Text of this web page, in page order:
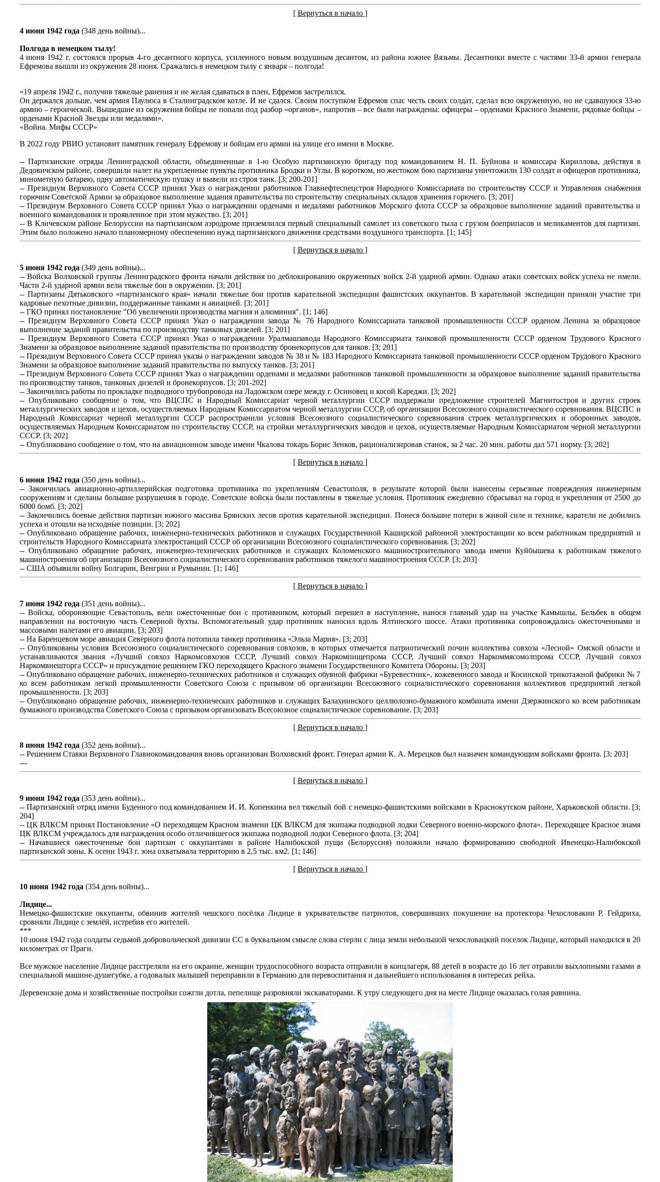
[ Вернуться в начало ]
4 июня 1942 года (348 день войны)...
Полгода в немецком тылу!
4 июня 1942 г. состоялся прорыв 4-го десантного корпуса, усиленного новым воздушным десантом, из района южнее Вязьмы. Десантники вместе с частями 33-й армии генерала
Ефремова вышли из окружения 28 июня. Сражались в немецком тылу с января – полгода!
«19 апреля 1942 г., получив тяжелые ранения и не желая сдаваться в плен, Ефремов застрелился.
Он держался дольше, чем армия Паулюса в Сталинградском котле. И не сдался. Своим поступком Ефремов спас честь своих солдат, сделал всю окруженную, но не сдавшуюся 33-ю
армию – героической. Вышедшие из окружения бойцы не попали под разбор «органов», напротив – все были награждены: офицеры – орденами Красного Знамени, рядовые бойцы –
орденами Красной Звезды или медалями».
«Война. Мифы СССР»
В 2022 году РВИО установит памятник генералу Ефремову и бойцам его армии на улице его имени в Москве.
-- Партизанские отряды Ленинградской области, объединенные в 1-ю Особую партизанскую бригаду под командованием Н. П. Буйнова и комиссара Кириллова, действуя в
Дедовичском районе, совершили налет на укрепленные пункты противника Бродки и Углы. В коротком, но жестоком бою партизаны уничтожили 130 солдат и офицеров противника,
минометную батарею, одну автоматическую пушку и вывели из строя танк. [3; 200-201]
-- Президиум Верховного Совета СССР принял Указ о награждении работников Главнефтеспецстроя Народного Комиссариата по строительству СССР и Управления снабжения
горючим Советской Армии за образцовое выполнение задания правительства по строительству специальных складов хранения горючего. [3; 201]
-- Президиум Верховного Совета СССР принял Указ о награждении орденами и медалями работников Морского флота СССР за образцовое выполнение заданий правительства и
военного командования и проявленное при этом мужество. [3; 201]
-- В Кличевском районе Белоруссии на партизанском аэродроме приземлился первый специальный самолет из советского тыла с грузом боеприпасов и меликаментов для партизан.
Этим было положено начало планомерному обеспечению нужд партизанского движения средствами воздушного транспорта. [1; 145]
[ Вернуться в начало ]
5 июня 1942 года (349 день войны)...
-- Войска Волховской группы Ленинградского фронта начали действия по деблокированию окруженных войск 2-й ударной армии. Однако атаки советских войск успеха не имели.
Части 2-й ударной армии вели тяжелые бои в окружении. [3; 201]
-- Партизаны Дятьковского «партизанского края» начали тяжелые бои против карательной экспедиции фашистских оккупантов. В карательной экспедиции приняли участие три
кадровые пехотные дивизии, поддержанные танками и авиацией. [3; 201]
-- ГКО принял постановление "Об увеличении производства магния и алюминия". [1; 146]
-- Президиум Верховного Совета СССР принял Указ о награждении завода № 76 Народного Комиссариата танковой промышленности СССР орденом Ленина за образцовое
выполнение заданий правительства по производству танковых дизелей. [3; 201]
-- Президиум Верховного Совета СССР принял Указ о награждении Уралмашзавода Народного Комиссариата танковой промышленности СССР орденом Трудового Красного
Знамени за образцовое выполнение заданий правительства по производству бронекорпусов для танков. [3; 201]
-- Президиум Верховного Совета СССР принял указы о награждении заводов № 38 и № 183 Народного Комиссариата танковой промышленности СССР орденом Трудового Красного
Знамени за образцовое выполнение заданий правительства по выпуску танков. [3; 201]
-- Президиум Верховного Совета СССР принял Указ о награждении орденами и медалями работников танковой промышленности за образцовое выполнение заданий правительства
по производству танков, танковых дизелей и бронекорпусов. [3; 201-202]
-- Закончились работы по прокладке подводного трубопровода на Ладожском озере между г. Осиновец и косой Кареджи. [3; 202]
-- Опубликовано сообщение о том, что ВЦСПС и Народный Комиссариат черной металлургии СССР поддержали предложение строителей Магнитостроя и других строек
металлургических заводов и цехов, осуществляемых Народным Комиссариатом черной металлургии СССР, об организации Всесоюзного социалистического соревнования. ВЦСПС и
Народный Комиссариат черной металлургии СССР распространили условия Всесоюзного социалистического соревнования строек металлургических и оборонных заводов,
осуществляемых Народным Комиссариатом по строительству СССР, на стройки металлургических заводов и цехов, осуществляемые Народным Комиссариатом черной металлургии
СССР. [3; 202]
-- Опубликовано сообщение о том, что на авиационном заводе имени Чкалова токарь Борис Зенков, рационализировав станок, за 2 час. 20 мин. работы дал 571 норму. [3; 202]
[ Вернуться в начало ]
6 июня 1942 года (350 день войны)...
-- Закончилась авиационно-артиллерийская подготовка противника по укреплениям Севастополя, в результате которой были нанесены серьезные повреждения инженерным
сооружениям и сделаны большие разрушения в городе. Советские войска были поставлены в тяжелые условия. Противник ежедневно сбрасывал на город и укрепления от 2500 до
6000 бомб. [3; 202]
-- Закончились боевые действия партизан южного массива Брянских лесов против карательной экспедиции. Понеся большие потери в живой силе и технике, каратели не добились
успеха и отошли на исходные позиции. [3; 202]
-- Опубликовано обращение рабочих, инженерно-технических работников и служащих Государственной Каширской районной электростанции ко всем работникам предприятий и
строительств Народного Комиссариата электростанций СССР об организации Всесоюзного социалистического соревнования. [3; 202]
-- Опубликовано обращение рабочих, инженерно-технических работников и служащих Коломенского машиностроительного завода имени Куйбышева к работникам тяжелого
машиностроения об организации Всесоюзного социалистического соревнования работников тяжелого машиностроения СССР. [3; 203]
-- США объявили войну Болгарии, Венгрии и Румынии. [1; 146]
[ Вернуться в начало ]
7 июня 1942 года (351 день войны)...
-- Войска, обороняющие Севастополь, вели ожесточенные бои с противником, который перешел в наступление, нанося главный удар на участке Камышлы, Бельбек в общем
направлении на восточную часть Северной бухты. Вспомогательный удар противник наносил вдоль Ялтинского шоссе. Атаки противника сопровождались ожесточенными и
массовыми налетами его авиации. [3; 203]
-- На Баренцевом море авиация Северного флота потопила танкер противника «Эльза Мария». [3; 203]
-- Опубликованы условия Всесоюзного социалистического соревнования совхозов, в которых отмечается патриотический почин коллектива совхоза «Лесной» Омской области и
устанавливаются звания «Лучший совхоз Наркомсовхозов СССР, Лучший совхоз Наркомпищепрома СССР, Лучший совхоз Наркоммясомолпрома СССР, Лучший совхоз
Наркомвнешторга СССР» и присуждение решением ГКО переходящего Красного знамени Государственного Комитета Обороны. [3; 203]
-- Опубликовано обращение рабочих, инженерно-технических работников и служащих обувной фабрики «Буревестник», кожевенного завода и Косинской трикотажной фабрики № 7
ко всем работникам легкой промышленности Советского Союза с призывом об организации Всесоюзного социалистического соревнования коллективов предприятий легкой
промышленности. [3; 203]
-- Опубликовано обращение рабочих, инженерно-технических работников и служащих Балахнинского целлюлозно-бумажного комбината имени Дзержинского ко всем работникам
бумажного производства Советского Союза с призывом организовать Всесоюзное социалистическое соревнование. [3; 203]
[ Вернуться в начало ]
8 июня 1942 года (352 день войны)...
-- Решением Ставки Верховного Главнокомандования вновь организован Волховский фронт. Генерал армии К. А. Мерецков был назначен командующим войсками фронта. [3; 203]
---
[ Вернуться в начало ]
9 июня 1942 года (353 день войны)...
-- Партизанский отряд имени Буденного под командованием И. И. Копенкина вел тяжелый бой с немецко-фашистскими войсками в Краснокутском районе, Харьковской области. [3;
204]
-- ЦК ВЛКСМ принял Постановление «О переходящем Красном знамени ЦК ВЛКСМ для экипажа подводной лодки Северного военно-морского флота». Переходящее Красное знамя
ЦК ВЛКСМ учреждалось для награждения особо отличившегося экипажа подводной лодки Северного флота. [3; 204]
-- Начавшиеся ожесточенные бои партизан с оккупантами в районе Налибокской пущи (Белоруссия) положили начало формированию свободной Ивенецко-Налибокской
партизанской зоны. К осени 1943 г. зона охватывала территорию в 2,5 тыс. км2. [1; 146]
[ Вернуться в начало ]
10 июня 1942 года (354 день войны)...
Лидице...
Немецко-фашистские оккупанты, обвинив жителей чешского посёлка Лидице в укрывательстве патриотов, совершивших покушение на протектора Чехословакии Р. Гейдриха,
сровняли Лидице с землёй, истребив его жителей.
***
10 июня 1942 года солдаты седьмой добровольческой дивизии СС в буквальном смысле слова стерли с лица земли небольшой чехословацкий поселок Лидице, который находился в 20
километрах от Праги.
Все мужское население Лидице расстреляли на его окраине, женщин трудоспособного возраста отправили в концлагеря, 88 детей в возрасте до 16 лет отравили выхлопными газами в
специальной машине-душегубке, а годовалых малышей переправили в Германию для перевоспитания и дальнейшего использования в интересах рейха.
Деревенские дома и хозяйственные постройки сожгли дотла, пепелище разровняли экскаваторами. К утру следующего дня на месте Лидице оказалась голая равнина.